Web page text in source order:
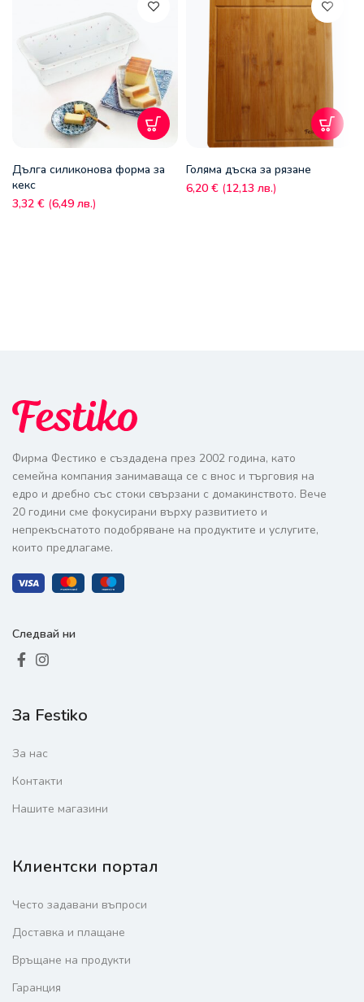
Дълга силиконова форма за
кекс
3,32 € (6,49 лв.)
Голяма дъска за рязане
6,20 € (12,13 лв.)
Фирма Фестико е създадена през 2002 година, като
семейна компания занимаваща се с внос и търговия на
едро и дребно със стоки свързани с домакинството. Вече
20 години сме фокусирани върху развитието и
непрекъснатото подобряване на продуктите и услугите,
които предлагаме.
Следвай ни
За Festiko
За нас
Контакти
Нашите магазини
Клиентски портал
Често задавани въпроси
Доставка и плащане
Връщане на продукти
Гаранция